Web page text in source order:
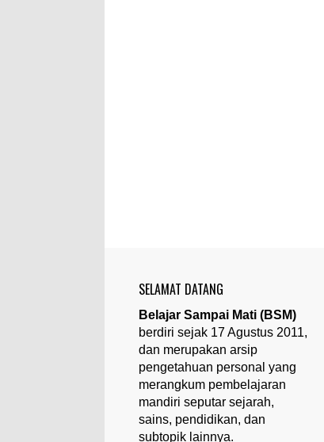
SELAMAT DATANG
Belajar Sampai Mati (BSM)
berdiri sejak 17 Agustus 2011,
dan merupakan arsip
pengetahuan personal yang
merangkum pembelajaran
mandiri seputar sejarah,
sains, pendidikan, dan
subtopik lainnya.